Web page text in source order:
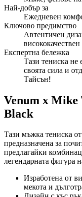
Най-добър за
Ежедневен
Ключово предимство
Автентичен
Експертна бележка
Тази тениска не
своята сила и
Тайсън!
Venum x Mike
Black
Тази мъжка тениска
предназначена за
предлагайки
легендарната фигура
Изработена от
мекота и